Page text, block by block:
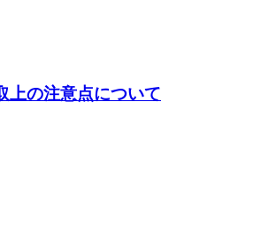
上の注意点について